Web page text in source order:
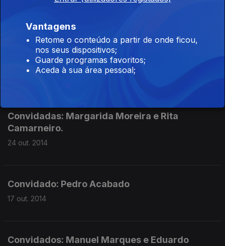
Convidada: Patrícia Só e Vasco Correia
Convidado: Olavo Bilac
31 out. 2014
Convidadas: Margarida Moreira e Rita
Camarneiro.
24 out. 2014
Convidado: Pedro Acabado
17 out. 2014
Convidados: Manuel Marques e Eduardo
Vantagens
Retome o conteúdo a partir de onde ficou,
nos seus dispositivos;
Guarde programas favoritos;
Aceda à sua área pessoal;